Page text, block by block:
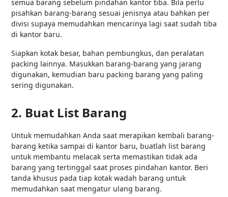
semua barang sebelum pindahan kantor tiba. Bila perlu
pisahkan barang-barang sesuai jenisnya atau bahkan per
divisi supaya memudahkan mencarinya lagi saat sudah tiba
di kantor baru.
Siapkan kotak besar, bahan pembungkus, dan peralatan
packing lainnya. Masukkan barang-barang yang jarang
digunakan, kemudian baru packing barang yang paling
sering digunakan.
2. Buat List Barang
Untuk memudahkan Anda saat merapikan kembali barang-
barang ketika sampai di kantor baru, buatlah list barang
untuk membantu melacak serta memastikan tidak ada
barang yang tertinggal saat proses pindahan kantor. Beri
tanda khusus pada tiap kotak wadah barang untuk
memudahkan saat mengatur ulang barang.